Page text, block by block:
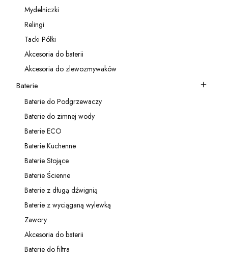
Kategoria - Mydelniczki
Mydelniczki
Kategoria - Relingi
Relingi
Kategoria - Tacki Półki
Tacki Półki
Kategoria - Akcesoria do baterii
Akcesoria do baterii
Kategoria - Akcesoria do zlewozmywaków
Akcesoria do zlewozmywaków
Kategoria - Baterie
Baterie
Kategoria - Baterie do Podgrzewaczy
Baterie do Podgrzewaczy
Kategoria - Baterie do zimnej wody
Baterie do zimnej wody
Kategoria - Baterie ECO
Baterie ECO
Kategoria - Baterie Kuchenne
Baterie Kuchenne
Kategoria - Baterie Stojące
Baterie Stojące
Kategoria - Baterie Ścienne
Baterie Ścienne
Kategoria - Baterie z długą dźwignią
Baterie z długą dźwignią
Kategoria - Baterie z wyciąganą wylewką
Baterie z wyciąganą wylewką
Kategoria - Zawory
Zawory
Kategoria - Akcesoria do baterii
Akcesoria do baterii
Kategoria - Baterie do filtra
Baterie do filtra